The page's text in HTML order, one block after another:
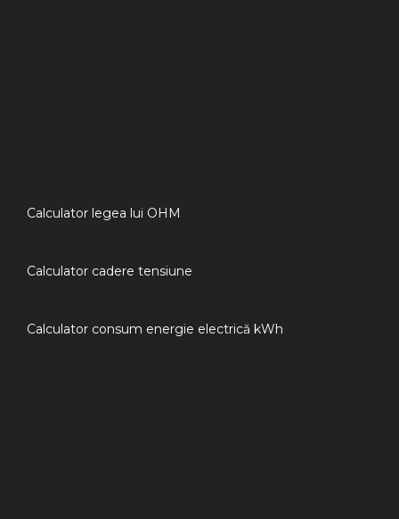
Calculator legea lui OHM
Calculator cadere tensiune
Calculator consum energie electrică kWh